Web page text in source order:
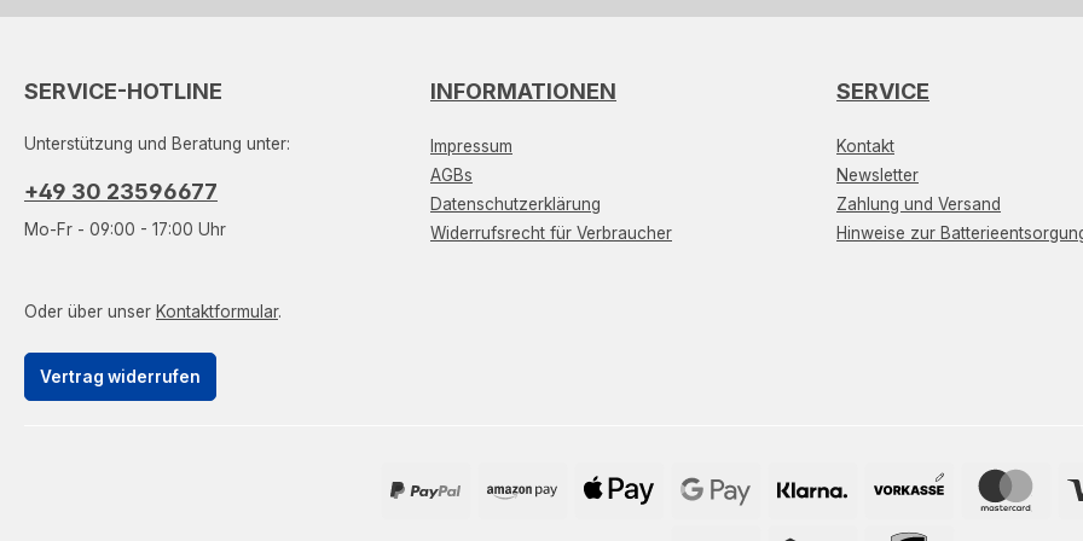
SERVICE-HOTLINE
Unterstützung und Beratung unter:
+49 30 23596677
Mo-Fr - 09:00 - 17:00 Uhr
Oder über unser Kontaktformular.
Vertrag widerrufen
INFORMATIONEN
Impressum
AGBs
Datenschutzerklärung
Widerrufsrecht für Verbraucher
SERVICE
Kontakt
Newsletter
Zahlung und Versand
Hinweise zur